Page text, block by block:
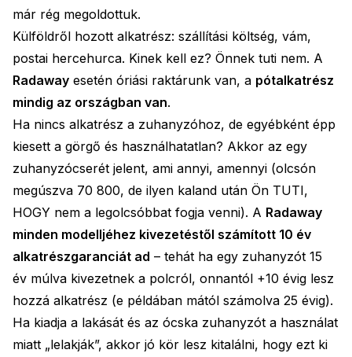
már rég megoldottuk.
Külföldről hozott alkatrész: szállítási költség, vám,
postai hercehurca. Kinek kell ez? Önnek tuti nem. A
Radaway esetén óriási raktárunk van, a pótalkatrész
mindig az országban van.
Ha nincs alkatrész a zuhanyzóhoz, de egyébként épp
kiesett a görgő és használhatatlan? Akkor az egy
zuhanyzócserét jelent, ami annyi, amennyi (olcsón
megúszva 70 800, de ilyen kaland után Ön TUTI,
HOGY nem a legolcsóbbat fogja venni). A Radaway
minden modelljéhez kivezetéstől számított 10 év
alkatrészgaranciát ad – tehát ha egy zuhanyzót 15
év múlva kivezetnek a polcról, onnantól +10 évig lesz
hozzá alkatrész (e példában mától számolva 25 évig).
Ha kiadja a lakását és az ócska zuhanyzót a használat
miatt „lelakják”, akkor jó kör lesz kitalálni, hogy ezt ki